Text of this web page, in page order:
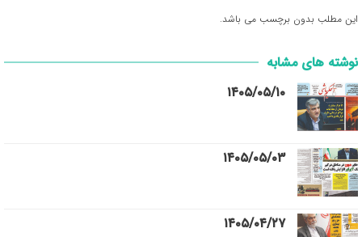
این مطلب بدون برچسب می باشد.
نوشته های مشابه
۱۴۰۵/۰۵/۱۰
۱۴۰۵/۰۵/۰۳
۱۴۰۵/۰۴/۲۷